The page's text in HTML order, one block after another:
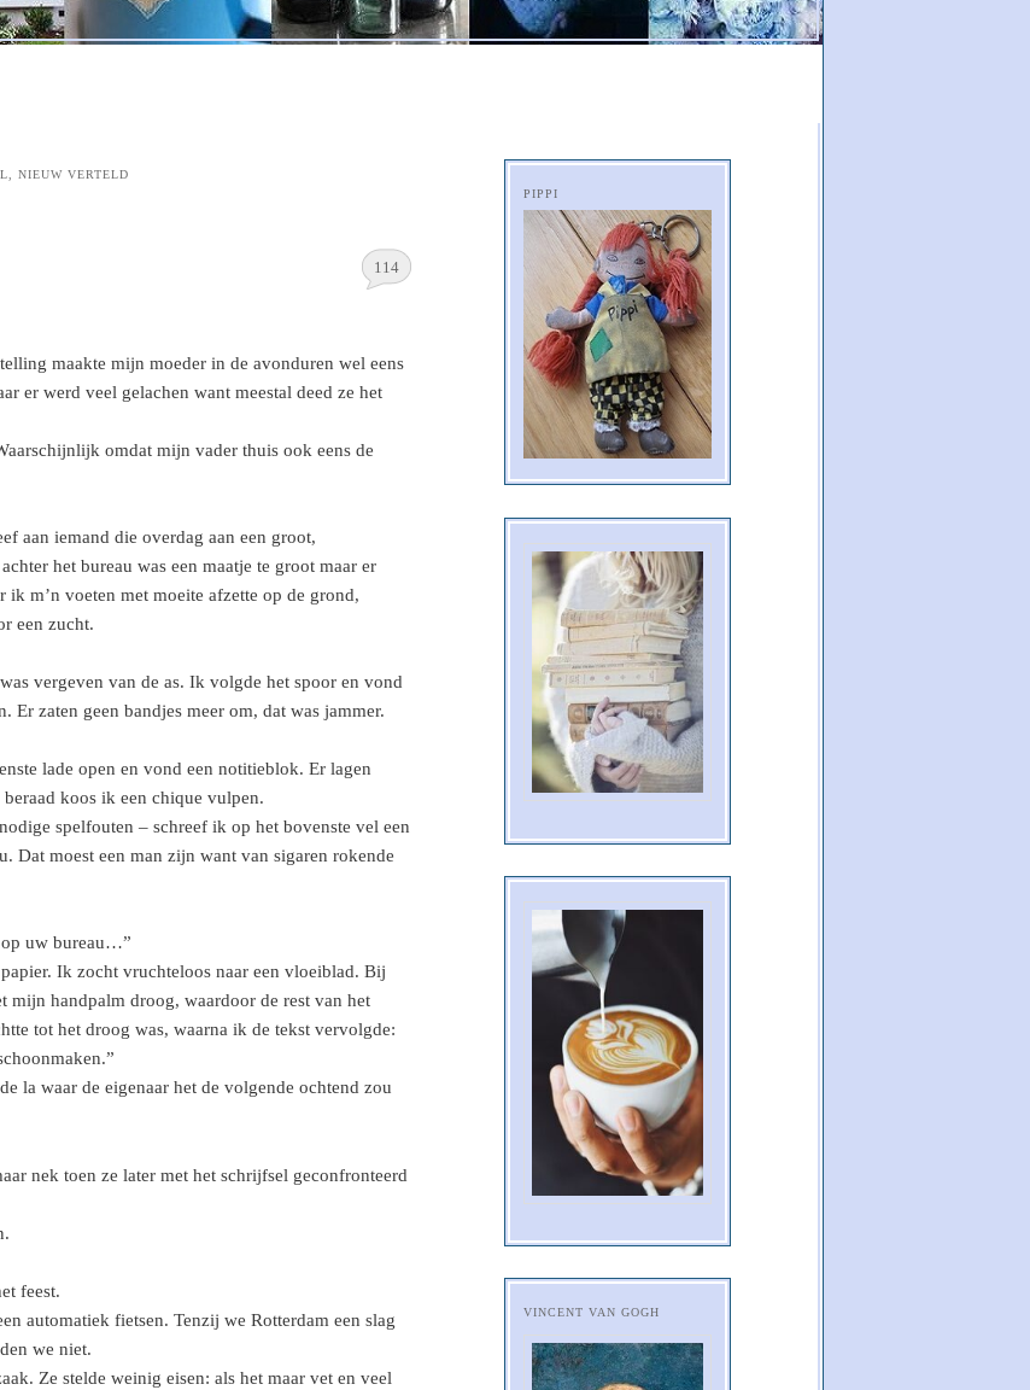
NIEUW VERTELD
114
maakte mijn moeder in de avonduren wel eens
er werd veel gelachen want meestal deed ze het
omdat mijn vader thuis ook eens de
aan iemand die overdag aan een groot,
het bureau was een maatje te groot maar er
m’n voeten met moeite afzette op de grond,
een zucht.
vergeven van de as. Ik volgde het spoor en vond
Er zaten geen bandjes meer om, dat was jammer.
lade open en vond een notitieblok. Er lagen
koos ik een chique vulpen.
spelfouten – schreef ik op het bovenste vel een
Dat moest een man zijn want van sigaren rokende
op uw bureau…”
Ik zocht vruchteloos naar een vloeiblad. Bij
mijn handpalm droog, waardoor de rest van het
tot het droog was, waarna ik de tekst vervolgde:
la waar de eigenaar het de volgende ochtend zou
nek toen ze later met het schrijfsel geconfronteerd
feest.
automatiek fietsen. Tenzij we Rotterdam een slag
we niet.
Ze stelde weinig eisen: als het maar vet en veel
PIPPI
VINCENT VAN GOGH